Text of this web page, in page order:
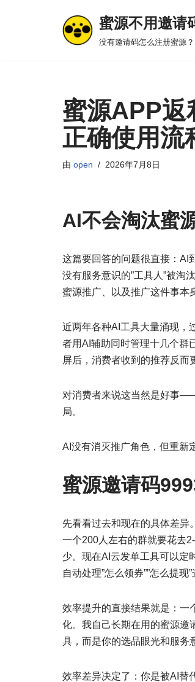
蜜源不用邀请
没有邀请码怎么注册蜜源？
蜜源APP返
正确使用流
由 open 2026年7月8日
AI不会淘汰蜜
这篇要回答的问题很直接：AI
没有服务意识的”工具人”被淘
蜜源推广、以及推广这件事本
近两年各种AI工具大量涌现，
者用AI辅助同时管理十几个群
屏后，消费者收到的推荐反而
对消费者来说这当然是好事
局。
AI没有消灭推广角色，但重新
蜜源邀请码
先看看过去和现在的具体差异
一个200人左右的群就要花去
少。现在AI云发单工具可以定
自动处理”怎么领券””怎么提现
效率提升的直接结果就是：一
化。我自己长期在用的蜜源邀
具，而是你的选品眼光和服
效率差异决定了：你是被AI替